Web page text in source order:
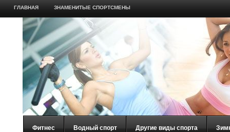
ГЛАВНАЯ ЗНАМЕНИТЫЕ СПОРТСМЕНЫ
Фитнес Водный спорт Другие виды спорта